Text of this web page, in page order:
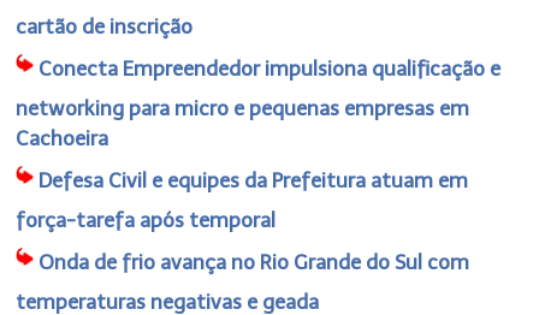
cartão de inscrição
Conecta Empreendedor impulsiona qualificação e
networking para micro e pequenas empresas em
Cachoeira
Defesa Civil e equipes da Prefeitura atuam em
força-tarefa após temporal
Onda de frio avança no Rio Grande do Sul com
temperaturas negativas e geada